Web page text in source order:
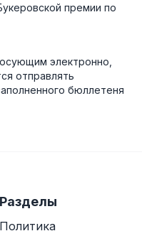
премии по
электронно,
отправлять
бюллетеня
Разделы
Политика